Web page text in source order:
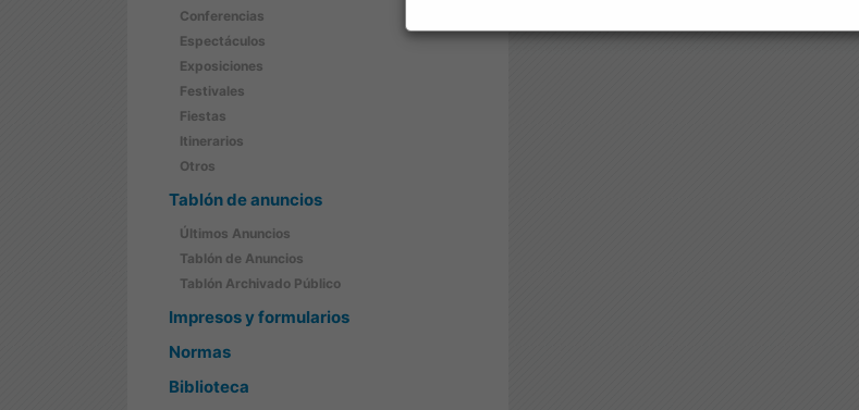
Conferencias
Espectáculos
Exposiciones
Festivales
Fiestas
Itinerarios
Otros
Tablón de anuncios
Últimos Anuncios
Tablón de Anuncios
Tablón Archivado Público
Impresos y formularios
Normas
Biblioteca